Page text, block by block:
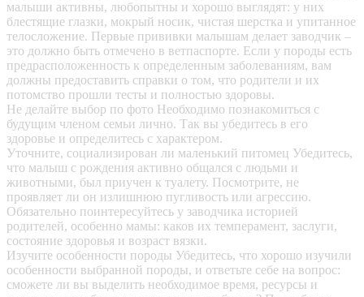
малыши активны, любопытны и хорошо выглядят: у них
блестящие глазки, мокрый носик, чистая шерстка и упитанное
телосложение. Первые прививки малышам делает заводчик –
это должно быть отмечено в ветпаспорте. Если у породы есть
предрасположенность к определенным заболеваниям, вам
должны предоставить справки о том, что родители и их
потомство прошли тесты и полностью здоровы.
Не делайте выбор по фото Необходимо познакомиться с
будущим членом семьи лично. Так вы убедитесь в его
здоровье и определитесь с характером.
Уточните, социализирован ли маленький питомец Убедитесь,
что малыш с рождения активно общался с людьми и
животными, был приучен к туалету. Посмотрите, не
проявляет ли он излишнюю пугливость или агрессию.
Обязательно поинтересуйтесь у заводчика историей
родителей, особенно мамы: каков их темперамент, заслуги,
состояние здоровья и возраст вязки.
Изучите особенности породы Убедитесь, что хорошо изучили
особенности выбранной породы, и ответьте себе на вопрос:
сможете ли вы выделить необходимое время, ресурсы и